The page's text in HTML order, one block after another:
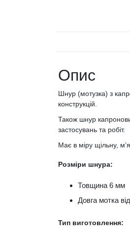
Опис
Шнур (мотузка) з
конструкцій.
Також шнур
застосувань та робіт.
Має в міру щільну,
Розміри шнура:
Товщина 6 мм
Довга мотка
Тип виготовлення: